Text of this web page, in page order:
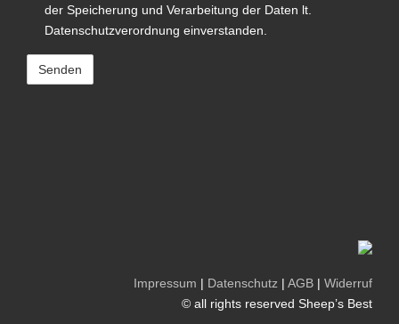
der Speicherung und Verarbeitung der Daten lt.
Datenschutzverordnung einverstanden.
Impressum | Datenschutz | AGB | Widerruf
© all rights reserved Sheep’s Best